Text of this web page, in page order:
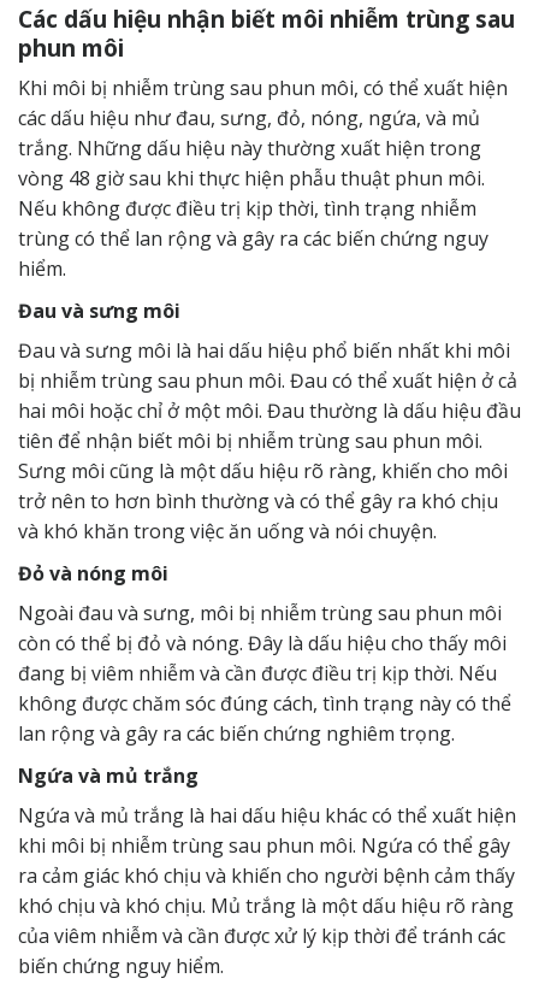
Các dấu hiệu nhận biết môi nhiễm trùng sau
phun môi
Khi môi bị nhiễm trùng sau phun môi, có thể xuất hiện
các dấu hiệu như đau, sưng, đỏ, nóng, ngứa, và mủ
trắng. Những dấu hiệu này thường xuất hiện trong
vòng 48 giờ sau khi thực hiện phẫu thuật phun môi.
Nếu không được điều trị kịp thời, tình trạng nhiễm
trùng có thể lan rộng và gây ra các biến chứng nguy
hiểm.
Đau và sưng môi
Đau và sưng môi là hai dấu hiệu phổ biến nhất khi môi
bị nhiễm trùng sau phun môi. Đau có thể xuất hiện ở cả
hai môi hoặc chỉ ở một môi. Đau thường là dấu hiệu đầu
tiên để nhận biết môi bị nhiễm trùng sau phun môi.
Sưng môi cũng là một dấu hiệu rõ ràng, khiến cho môi
trở nên to hơn bình thường và có thể gây ra khó chịu
và khó khăn trong việc ăn uống và nói chuyện.
Đỏ và nóng môi
Ngoài đau và sưng, môi bị nhiễm trùng sau phun môi
còn có thể bị đỏ và nóng. Đây là dấu hiệu cho thấy môi
đang bị viêm nhiễm và cần được điều trị kịp thời. Nếu
không được chăm sóc đúng cách, tình trạng này có thể
lan rộng và gây ra các biến chứng nghiêm trọng.
Ngứa và mủ trắng
Ngứa và mủ trắng là hai dấu hiệu khác có thể xuất hiện
khi môi bị nhiễm trùng sau phun môi. Ngứa có thể gây
ra cảm giác khó chịu và khiến cho người bệnh cảm thấy
khó chịu và khó chịu. Mủ trắng là một dấu hiệu rõ ràng
của viêm nhiễm và cần được xử lý kịp thời để tránh các
biến chứng nguy hiểm.